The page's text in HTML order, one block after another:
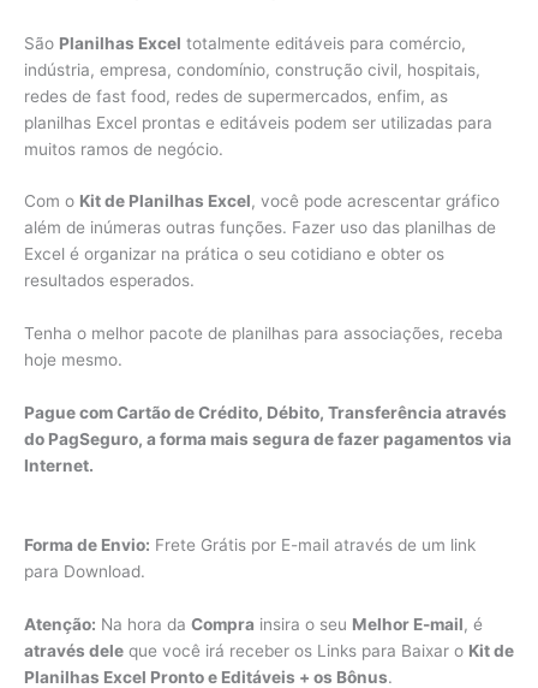
São Planilhas Excel totalmente editáveis para comércio,
indústria, empresa, condomínio, construção civil, hospitais,
redes de fast food, redes de supermercados, enfim, as
planilhas Excel prontas e editáveis podem ser utilizadas para
muitos ramos de negócio.
Com o Kit de Planilhas Excel, você pode acrescentar gráfico
além de inúmeras outras funções. Fazer uso das planilhas de
Excel é organizar na prática o seu cotidiano e obter os
resultados esperados.
Tenha o melhor pacote de planilhas para associações, receba
hoje mesmo.
Pague com Cartão de Crédito, Débito, Transferência através
do PagSeguro, a forma mais segura de fazer pagamentos via
Internet.
Forma de Envio: Frete Grátis por E-mail através de um link
para Download.
Atenção: Na hora da Compra insira o seu Melhor E-mail, é
através dele que você irá receber os Links para Baixar o Kit de
Planilhas Excel Pronto e Editáveis + os Bônus.